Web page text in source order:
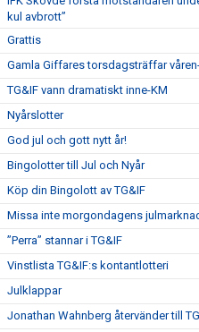
kul avbrott”
Grattis
Gamla Giffares torsdagsträffar
TG&IF vann dramatiskt inne-KM
Nyårslotter
God jul och gott nytt år!
Bingolotter till Jul och Nyår
Köp din Bingolott av TG&IF
Missa inte morgondagens
”Perra” stannar i TG&IF
Vinstlista TG&IF:s kontantlotteri
Julklappar
Jonathan Wahnberg återvänder till